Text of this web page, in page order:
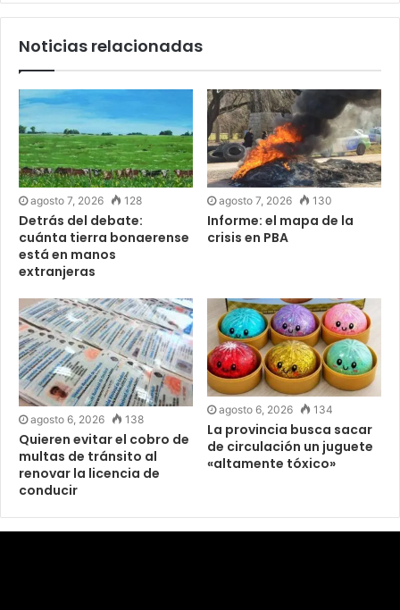
Noticias relacionadas
agosto 7, 2026 128
Detrás del debate:
cuánta tierra bonaerense
está en manos
extranjeras
agosto 7, 2026 130
Informe: el mapa de la
crisis en PBA
agosto 6, 2026 138
Quieren evitar el cobro de
multas de tránsito al
renovar la licencia de
conducir
agosto 6, 2026 134
La provincia busca sacar
de circulación un juguete
«altamente tóxico»